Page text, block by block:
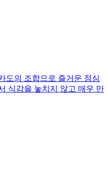
도의 조합으로 즐거운 점심
식감을 놓치지 않고 매우 만